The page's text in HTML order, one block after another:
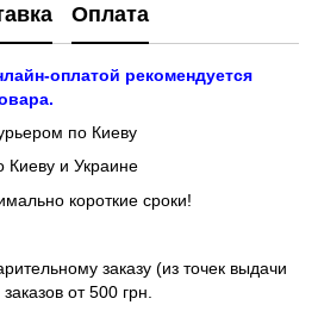
Оплата
оплатой рекомендуется
по Киеву
Киеву и Украине
короткие сроки!
заказу (из точек выдачи
от 500 грн.